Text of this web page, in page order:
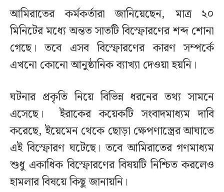
আমিরাতের কর্মকর্তারা জানিয়েছেন, মাত্র ২০
মিনিটের মধ্যে অন্তত সাতটি বিস্ফোরণের শব্দ শোনা
গেছে। তবে এসব বিস্ফোরণের কারণ সম্পর্কে
এখনো কোনো আনুষ্ঠানিক ব্যাখ্যা দেওয়া হয়নি।
ঘটনার প্রকৃতি নিয়ে বিভিন্ন ধরনের তথ্য সামনে
এসেছে। ইরাকের কয়েকটি সংবাদমাধ্যম দাবি
করেছে, ইয়েমেন থেকে ছোড়া ক্ষেপণাস্ত্রের আঘাতে
এই বিস্ফোরণ ঘটেছে। তবে আমিরাতের গণমাধ্যম
শুধু একাধিক বিস্ফোরণের বিষয়টি নিশ্চিত করলেও
হামলার বিষয়ে কিছু জানায়নি।